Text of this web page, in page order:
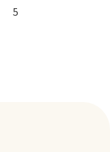
5